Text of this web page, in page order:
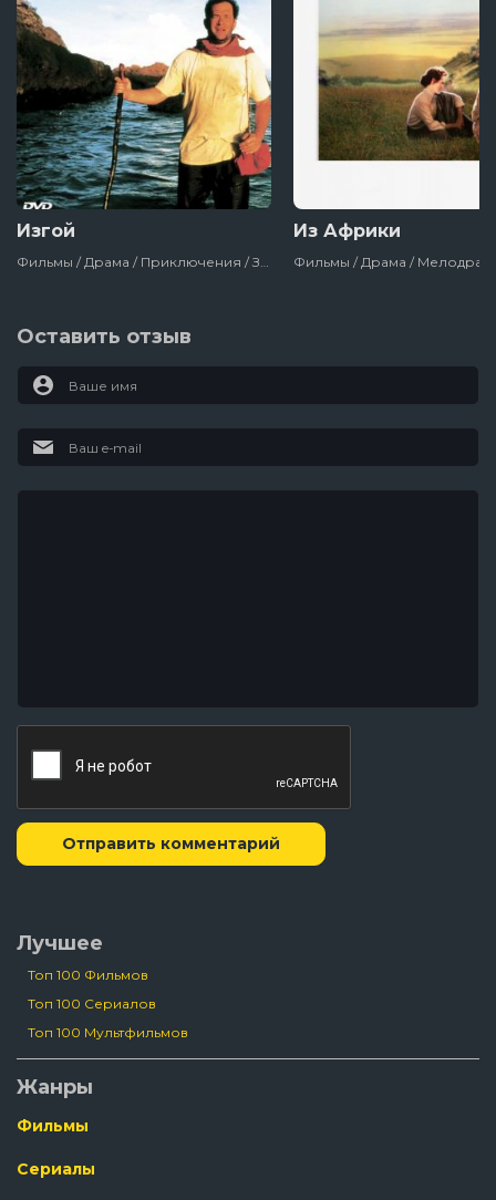
Изгой Из Африки
Оставить отзыв
Отправить комментарий
Лучшее
Топ 100 Фильмов
Топ 100 Сериалов
Топ 100 Мультфильмов
Жанры
Фильмы
Сериалы